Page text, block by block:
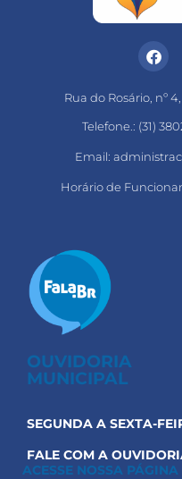
Rua do Rosário, nº
Telefone.: (31)
Email:
Horário de
OUVIDORIA
MUNICIPAL
SEGUNDA A SEXTA-
FALE COM A
ACESSE NOSSA PÁGINA